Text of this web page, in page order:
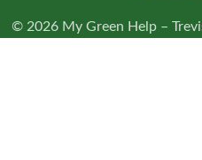
© 2026 My Green Help –